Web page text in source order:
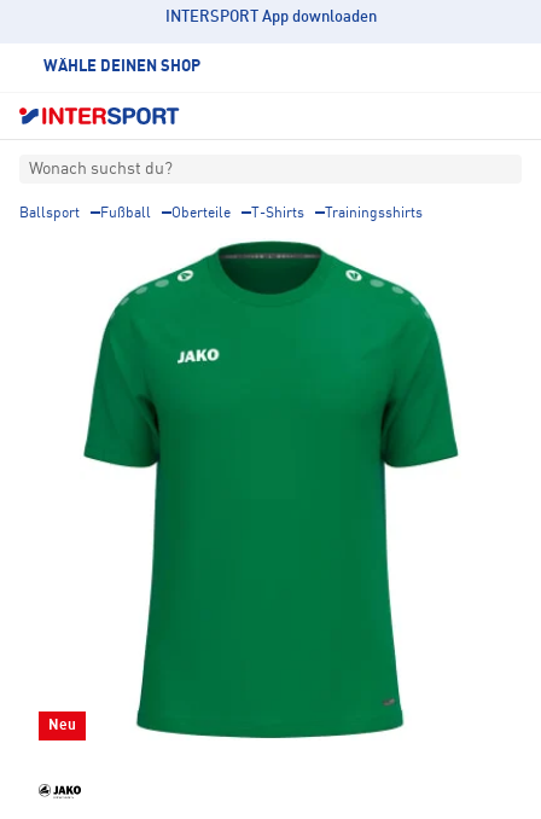
INTERSPORT App downloaden
WÄHLE DEINEN SHOP
Wonach suchst du?
Ballsport Fußball Oberteile T-Shirts Trainingsshirts
Neu